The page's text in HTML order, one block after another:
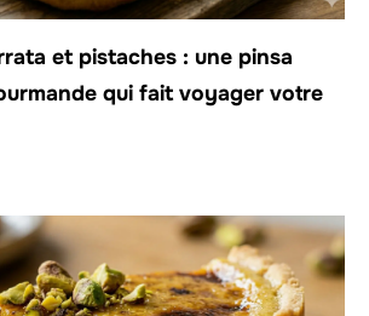
et pistaches : une pinsa
qui fait voyager votre